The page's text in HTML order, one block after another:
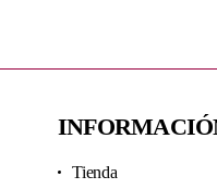
Tienda